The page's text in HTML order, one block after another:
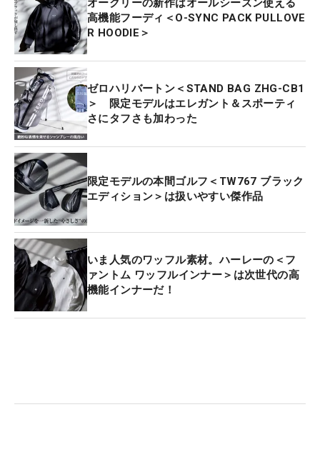
オークリーの新作はオールシーズン使える
高機能フーディ＜O-SYNC PACK PULLOVE
R HOODIE＞
ゼロハリバートン＜STAND BAG ZHG-CB1
＞ 限定モデルはエレガント＆スポーティ
さにタフさも加わった
限定モデルの本間ゴルフ＜TW767 ブラック
エディション＞は扱いやすい傑作品
いま人気のワッフル素材。ハーレーの＜フ
ァントム ワッフルインナー＞は次世代の高
機能インナーだ！